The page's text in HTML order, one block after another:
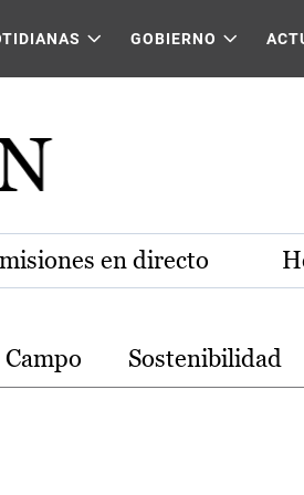
GOBIERNO
en directo
Campo Sostenibilidad